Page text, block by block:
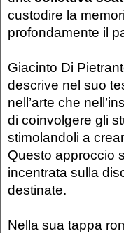
custodire la
profondamente il
Giacinto Di
descrive nel suo
nell’arte che
di coinvolgere gli
stimolandoli a
Questo approccio
incentrata sulla
destinate.
Nella sua tappa